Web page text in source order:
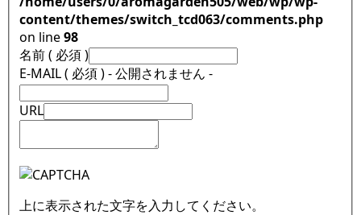
content/themes/switch_tcd063/comments.php
on line98
名前 ( 必須 )
E-MAIL ( 必須 ) - 公開されません -
URL
上に表示された文字を入力してください。